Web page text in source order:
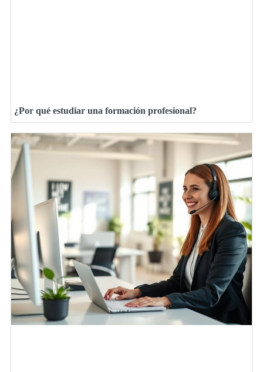
¿Por qué estudiar una formación profesional?